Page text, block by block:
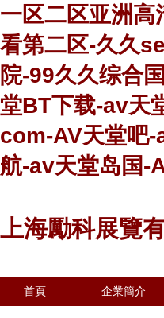
一区二区亚洲高
看第二区-久久
院-99久久综合
堂BT下载-av天
com-AV天堂吧-
航-av天堂岛国-
上海勵科展覽
首頁 企業簡介